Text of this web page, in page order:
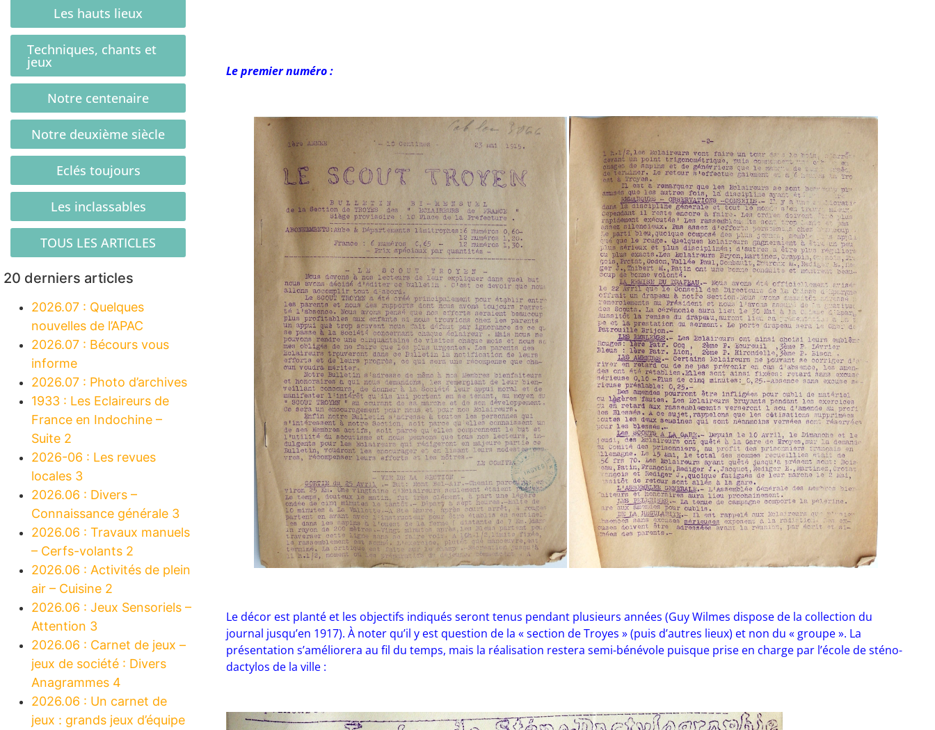
Les hauts lieux
Techniques, chants et
jeux
Notre centenaire
Notre deuxième siècle
Eclés toujours
Les inclassables
TOUS LES ARTICLES
20 derniers articles
2026.07 : Quelques
nouvelles de l’APAC
2026.07 : Bécours vous
informe
2026.07 : Photo d’archives
1933 : Les Eclaireurs de
France en Indochine –
Suite 2
2026-06 : Les revues
locales 3
2026.06 : Divers –
Connaissance générale 3
2026.06 : Travaux manuels
– Cerfs-volants 2
2026.06 : Activités de plein
air – Cuisine 2
2026.06 : Jeux Sensoriels –
Attention 3
2026.06 : Carnet de jeux –
jeux de société : Divers
Anagrammes 4
2026.06 : Un carnet de
jeux : grands jeux d’équipe
Le premier numéro :
Le décor est planté et les objectifs indiqués seront tenus pendant plusieurs années (Guy Wilmes dispose de la collection du
journal jusqu’en 1917). À noter qu’il y est question de la « section de Troyes » (puis d’autres lieux) et non du « groupe ». La
présentation s’améliorera au fil du temps, mais la réalisation restera semi-bénévole puisque prise en charge par l’école de sténo-
dactylos de la ville :